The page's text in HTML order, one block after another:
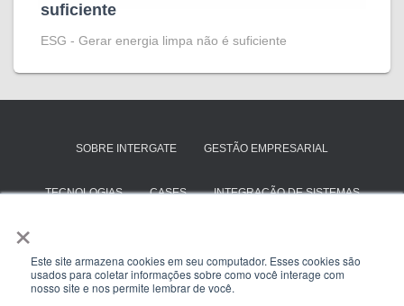
×
Este site armazena cookies em seu computador. Esses cookies são
usados para coletar informações sobre como você interage com
nosso site e nos permite lembrar de você.
suficiente
ESG - Gerar energia limpa não é suficiente
SOBRE INTERGATE GESTÃO EMPRESARIAL
TECNOLOGIAS CASES INTEGRAÇÃO DE SISTEMAS
ENTRE EM CONTATO